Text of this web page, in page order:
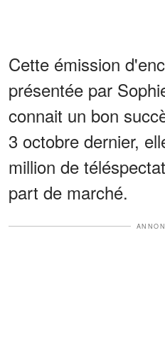
Cette émission
présentée par
connait un bon
3 octobre dernier,
million de
part de marché.